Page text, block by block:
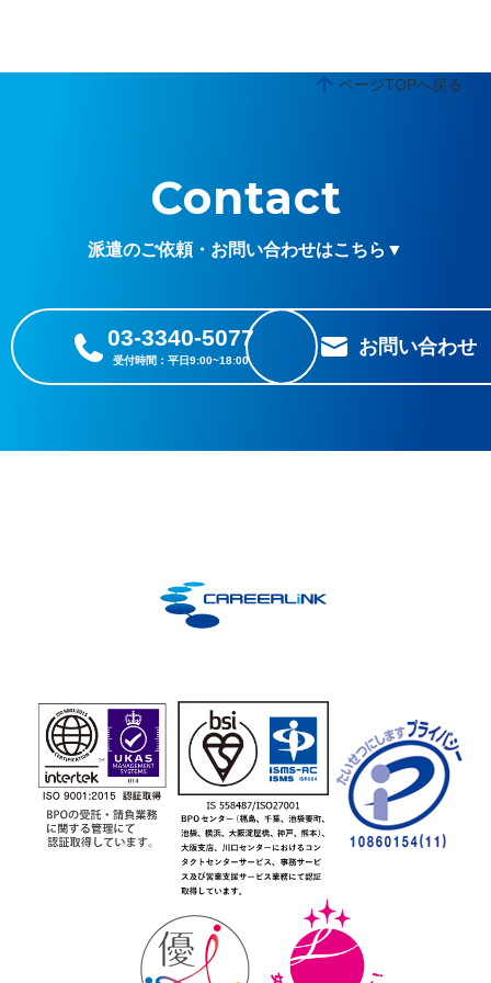
ページTOPへ戻る
Contact
派遣のご依頼・お問い合わせはこちら▼
03-3340-5077 お問い合わせ